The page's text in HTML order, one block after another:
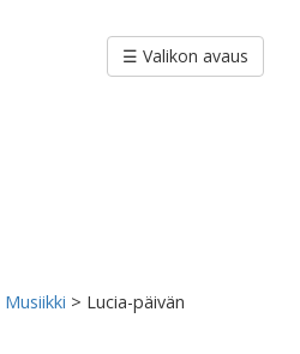
☰ Valikon avaus
Musiikki > Lucia-päivän